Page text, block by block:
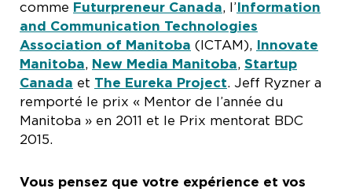
comme Futurpreneur Canada, l’Information
and Communication Technologies
Association of Manitoba (ICTAM), Innovate
Manitoba, New Media Manitoba, Startup
Canada et The Eureka Project. Jeff Ryzner a
remporté le prix « Mentor de l’année du
Manitoba » en 2011 et le Prix mentorat BDC
2015.
Vous pensez que votre expérience et vos